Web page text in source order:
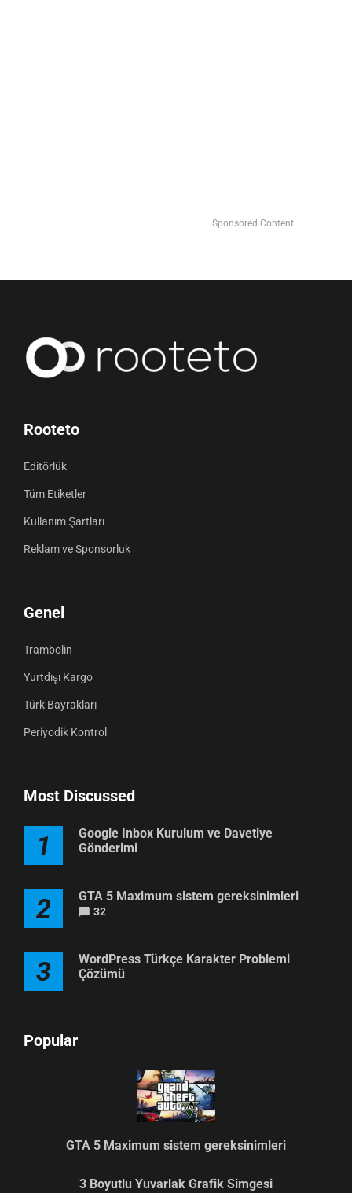
Sponsored Content
Rooteto
Editörlük
Tüm Etiketler
Kullanım Şartları
Reklam ve Sponsorluk
Genel
Trambolin
Yurtdışı Kargo
Türk Bayrakları
Periyodik Kontrol
Most Discussed
1
Google Inbox Kurulum ve Davetiye
Gönderimi
2 GTA 5 Maximum sistem gereksinimleri
32
3
WordPress Türkçe Karakter Problemi
Çözümü
Popular
GTA 5 Maximum sistem gereksinimleri
3 Boyutlu Yuvarlak Grafik Simgesi